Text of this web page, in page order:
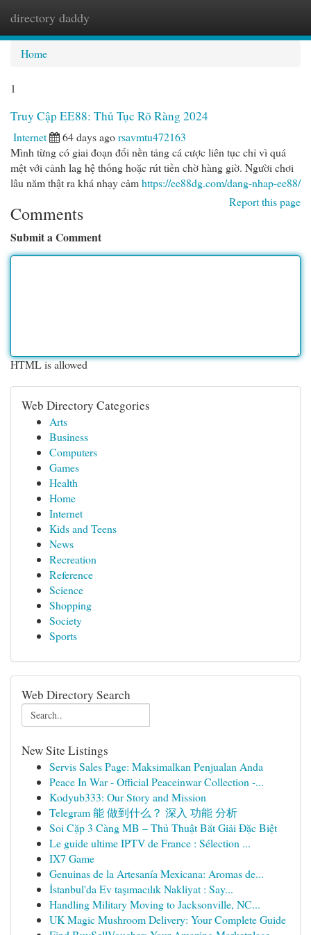
directory daddy
Home
1
Truy Cập EE88: Thủ Tục Rõ Ràng 2024
Internet 64 days agorsavmtu472163
Mình từng có giai đoạn đổi nền tảng cá cược liên tục chỉ vì quá
mệt với cảnh lag hệ thống hoặc rút tiền chờ hàng giờ. Người chơi
lâu năm thật ra khá nhạy cảmhttps://ee88dg.com/dang-nhap-ee88/
Report this page
Comments
Submit a Comment
HTML is allowed
Web Directory Categories
Arts
Business
Computers
Games
Health
Home
Internet
Kids and Teens
News
Recreation
Reference
Science
Shopping
Society
Sports
Web Directory Search
New Site Listings
Servis Sales Page: Maksimalkan Penjualan Anda
Peace In War - Official Peaceinwar Collection -...
Kodyub333: Our Story and Mission
Telegram 能 做到什么？ 深入 功能 分析
Soi Cặp 3 Càng MB – Thủ Thuật Bắt Giải Đặc Biệt
Le guide ultime IPTV de France : Sélection ...
IX7 Game
Genuinas de la Artesanía Mexicana: Aromas de...
İstanbul'da Ev taşımacılık Nakliyat : Say...
Handling Military Moving to Jacksonville, NC...
UK Magic Mushroom Delivery: Your Complete Guide